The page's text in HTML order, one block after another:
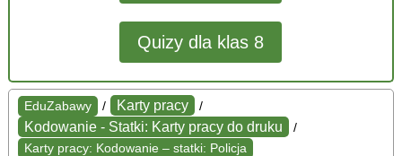
Quizy dla klas 8
EduZabawy / Karty pracy /
Kodowanie - Statki: Karty pracy do druku
/
Karty pracy: Kodowanie – statki: Policja